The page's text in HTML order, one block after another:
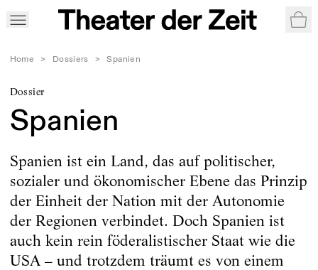
Home > Dossiers > Spanien
Dossier
Spanien
Spanien ist ein Land, das auf politischer,
sozialer und ökonomischer Ebene das Prinzip
der Einheit der Nation mit der Autonomie
der Regionen verbindet. Doch Spanien ist
auch kein rein föderalistischer Staat wie die
USA – und trotzdem träumt es von einem